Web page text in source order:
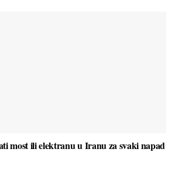
most ili elektranu u Iranu za svaki napad